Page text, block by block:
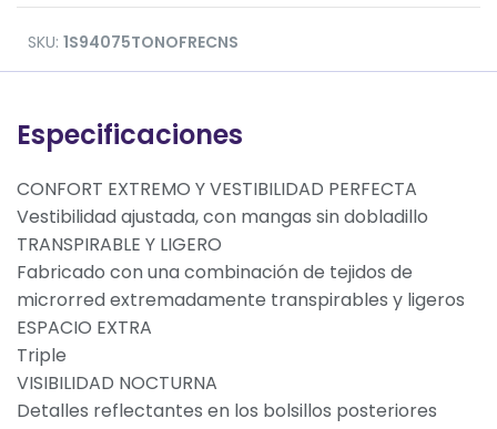
SKU: 1S94075TONOFRECNS
Especificaciones
CONFORT EXTREMO Y VESTIBILIDAD PERFECTA
Vestibilidad ajustada, con mangas sin dobladillo
TRANSPIRABLE Y LIGERO
Fabricado con una combinación de tejidos de
microrred extremadamente transpirables y ligeros
ESPACIO EXTRA
Triple
VISIBILIDAD NOCTURNA
Detalles reflectantes en los bolsillos posteriores